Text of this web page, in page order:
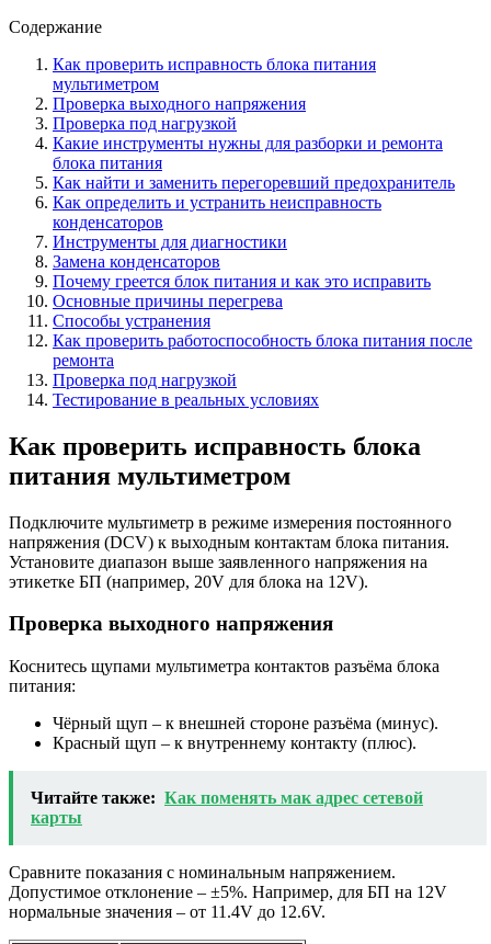
Содержание
Как проверить исправность блока питания
мультиметром
Проверка выходного напряжения
Проверка под нагрузкой
Какие инструменты нужны для разборки и ремонта
блока питания
Как найти и заменить перегоревший предохранитель
Как определить и устранить неисправность
конденсаторов
Инструменты для диагностики
Замена конденсаторов
Почему греется блок питания и как это исправить
Основные причины перегрева
Способы устранения
Как проверить работоспособность блока питания после
ремонта
Проверка под нагрузкой
Тестирование в реальных условиях
Как проверить исправность блока
питания мультиметром
Подключите мультиметр в режиме измерения постоянного
напряжения (DCV) к выходным контактам блока питания.
Установите диапазон выше заявленного напряжения на
этикетке БП (например, 20V для блока на 12V).
Проверка выходного напряжения
Коснитесь щупами мультиметра контактов разъёма блока
питания:
Чёрный щуп – к внешней стороне разъёма (минус).
Красный щуп – к внутреннему контакту (плюс).
Читайте также: Как поменять мак адрес сетевой
карты
Сравните показания с номинальным напряжением.
Допустимое отклонение – ±5%. Например, для БП на 12V
нормальные значения – от 11.4V до 12.6V.